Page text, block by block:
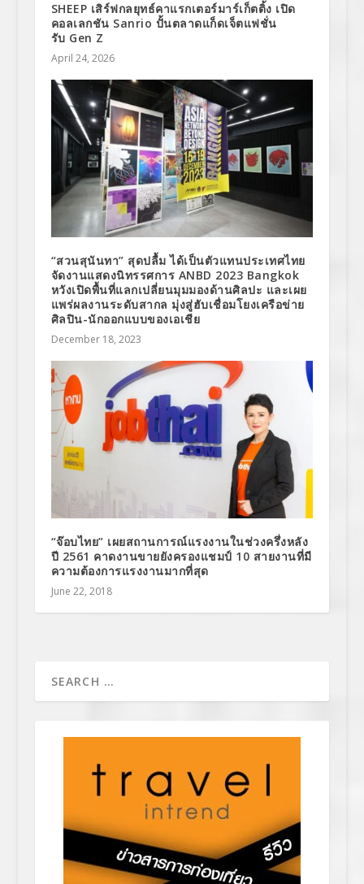
SHEEP เสิร์ฟกลยุทธ์คาแรกเตอร์มาร์เก็ตติ้ง เปิด
คอลเลกชัน Sanrio ปั้นตลาดแก็ดเจ็ตแฟชั่น
รับ Gen Z
April 24, 2026
“สวนสุนันทา” สุดปลื้ม ได้เป็นตัวแทนประเทศไทย
จัดงานแสดงนิทรรศการ ANBD 2023 Bangkok
หวังเปิดพื้นที่แลกเปลี่ยนมุมมองด้านศิลปะ และเผย
แพร่ผลงานระดับสากล มุ่งสู่ฮับเชื่อมโยงเครือข่าย
ศิลปิน-นักออกแบบของเอเชีย
December 18, 2023
“จ๊อบไทย” เผยสถานการณ์แรงงานในช่วงครึ่งหลัง
ปี 2561 คาดงานขายยังครองแชมป์ 10 สายงานที่มี
ความต้องการแรงงานมากที่สุด
June 22, 2018